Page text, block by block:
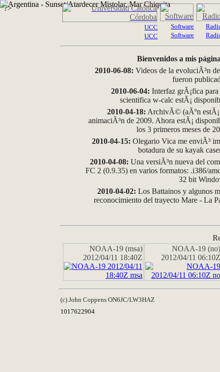
?>
UCC
UCC
Software
Software
Bienvenidos a mis
2010-06-08: Videos de la evoluciÃ³n
fueron
2010-06-04: Interfaz grÃ¡fica
scientifica w-calc estÃ¡
2010-04-18: ArchivÃ© (aÃºn
animaciÃ³n de 2009. Ahora estÃ¡
los 3 primeros meses de
2010-04-15: Olegario Vica me enviÃ³
botadura de su kayak
2010-04-08: Una versiÃ³n nueva del
FC 2 (0.9.35) en varios formatos: .i386/
32 bit
2010-04-02: Los Battainos y algunos
reconocimiento del trayecto Mare - La
NOAA-19 (msa)
2012/04/11 18:40Z
NOAA-19 (no)
2012/04/11 06:10Z
(c) John Coppens ON6JC/LW3HAZ
1017622904